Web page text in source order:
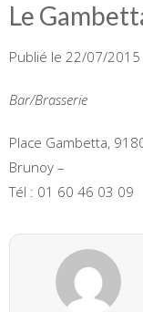
Le
Publié le 22/07/
Bar/Brasserie
Place Gambetta,
Brunoy‎ –
Tél : 01 60 46 03 09‎